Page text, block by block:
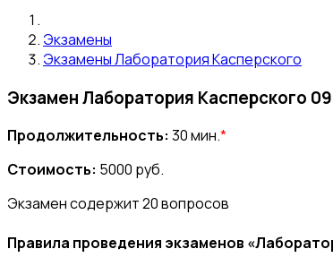
Экзамены
Экзамены Лаборатория Касперского
Экзамен Лаборатория Касперского
Продолжительность: 30 мин.*
Стоимость: 5000 руб.
Экзамен содержит 20 вопросов
Правила проведения экзаменов